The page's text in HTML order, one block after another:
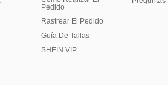
Pedido
Rastrear El Pedido
Guía De Tallas
SHEIN VIP